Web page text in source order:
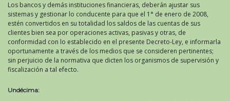
Los bancos y demás instituciones financieras, deberán ajustar sus
sistemas y gestionar lo conducente para que el 1° de enero de 2008,
estén convertidos en su totalidad los saldos de las cuentas de sus
clientes bien sea por operaciones activas, pasivas y otras, de
conformidad con lo establecido en el presente Decreto-Ley, e informarla
oportunamente a través de los medios que se consideren pertinentes;
sin perjuicio de la normativa que dicten los organismos de supervisión y
fiscalización a tal efecto.
Undécima: